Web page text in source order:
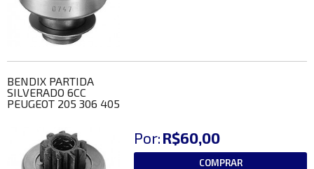
BENDIX PARTIDA
SILVERADO 6CC
PEUGEOT 205 306 405
Por: R$60,00
COMPRAR